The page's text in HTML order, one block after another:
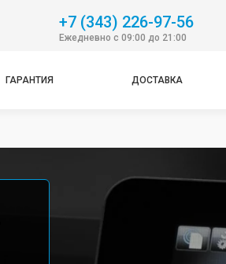
+7 (343) 226-97-56
Ежедневно с 09:00 до 21:00
ГАРАНТИЯ ДОСТАВКА